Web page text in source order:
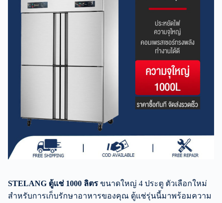
STELANG ตู้แช่ 1000 ลิตร ขนาดใหญ่ 4 ประตู ตัวเลือกใหม่
สำหรับการเก็บรักษาอาหารของคุณ ตู้แช่รุ่นนี้มาพร้อมความ